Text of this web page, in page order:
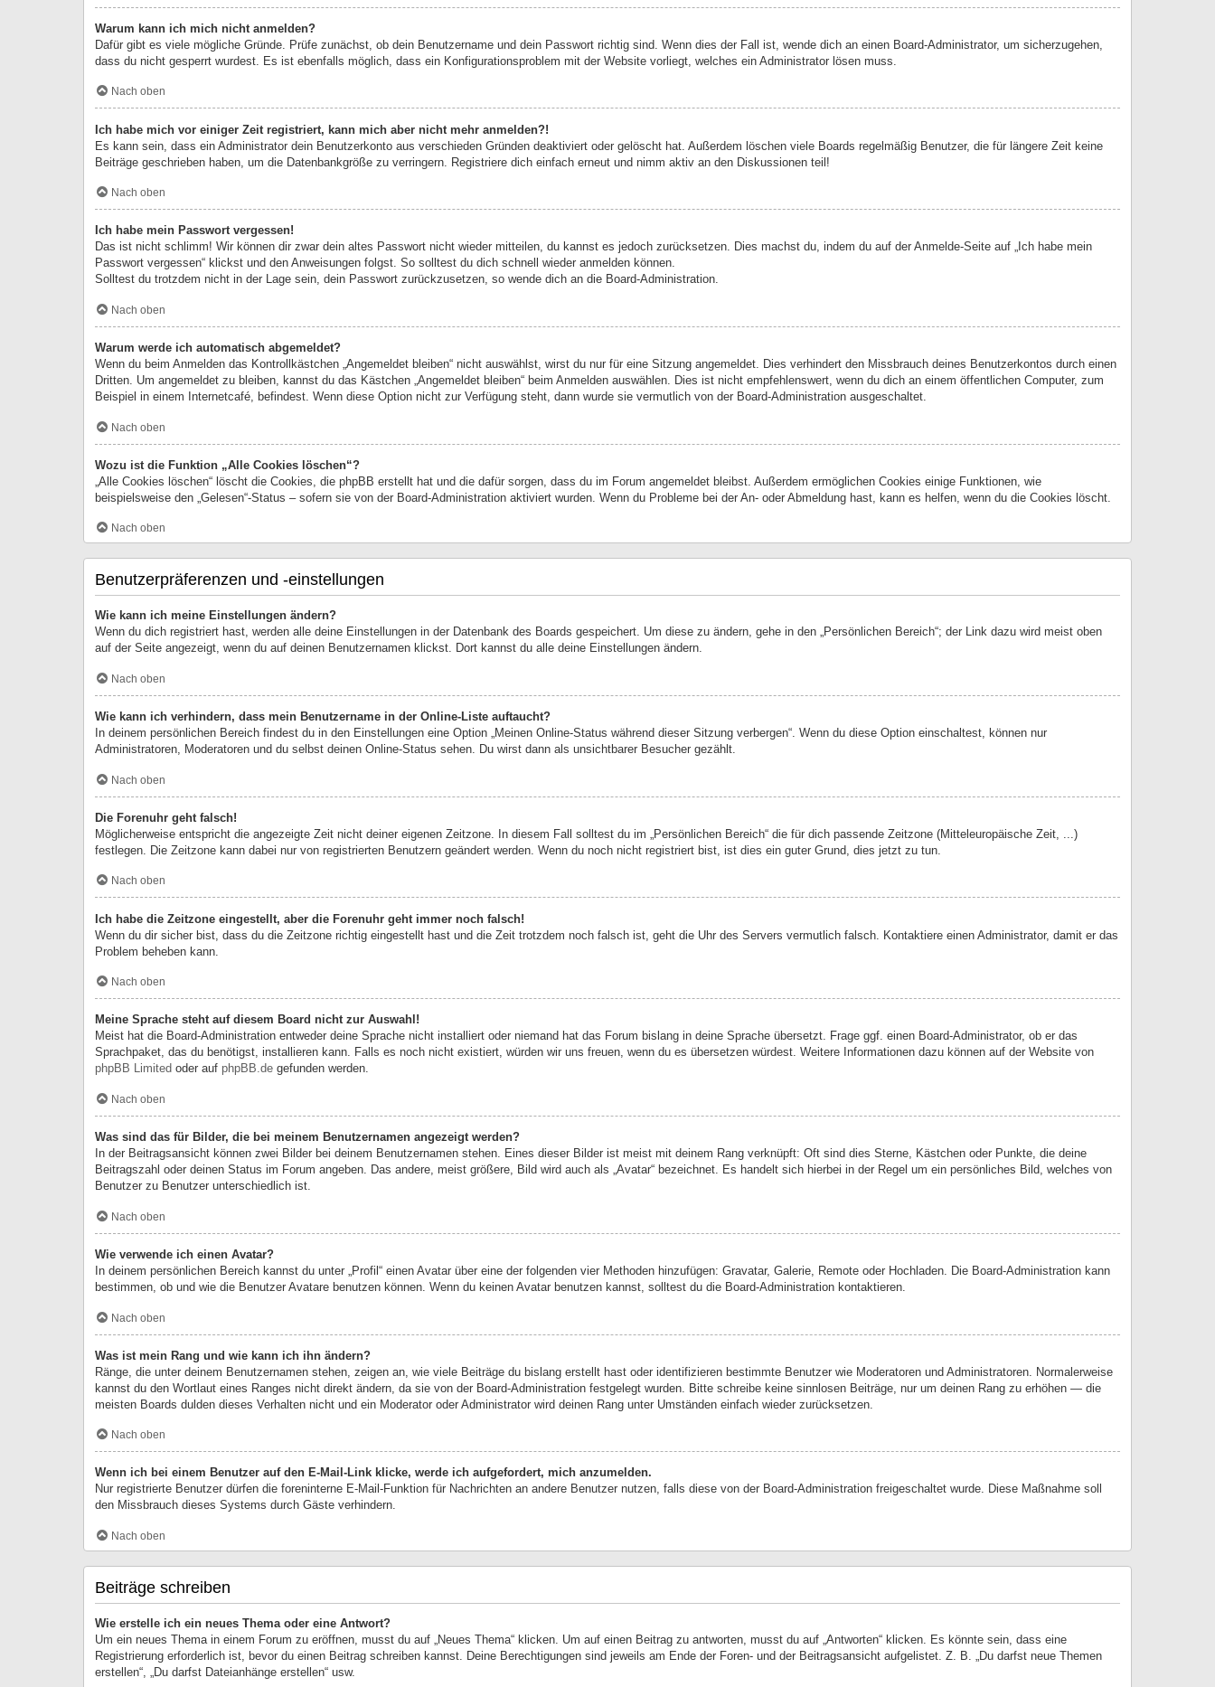
Warum kann ich mich nicht anmelden?
Dafür gibt es viele mögliche Gründe. Prüfe zunächst, ob dein Benutzername und dein Passwort richtig sind. Wenn dies der Fall ist, wende dich an einen Board-Administrator, um sicherzugehen,
dass du nicht gesperrt wurdest. Es ist ebenfalls möglich, dass ein Konfigurationsproblem mit der Website vorliegt, welches ein Administrator lösen muss.
Nach oben
Ich habe mich vor einiger Zeit registriert, kann mich aber nicht mehr anmelden?!
Es kann sein, dass ein Administrator dein Benutzerkonto aus verschieden Gründen deaktiviert oder gelöscht hat. Außerdem löschen viele Boards regelmäßig Benutzer, die für längere Zeit keine
Beiträge geschrieben haben, um die Datenbankgröße zu verringern. Registriere dich einfach erneut und nimm aktiv an den Diskussionen teil!
Nach oben
Ich habe mein Passwort vergessen!
Das ist nicht schlimm! Wir können dir zwar dein altes Passwort nicht wieder mitteilen, du kannst es jedoch zurücksetzen. Dies machst du, indem du auf der Anmelde-Seite auf „Ich habe mein
Passwort vergessen“ klickst und den Anweisungen folgst. So solltest du dich schnell wieder anmelden können.
Solltest du trotzdem nicht in der Lage sein, dein Passwort zurückzusetzen, so wende dich an die Board-Administration.
Nach oben
Warum werde ich automatisch abgemeldet?
Wenn du beim Anmelden das Kontrollkästchen „Angemeldet bleiben“ nicht auswählst, wirst du nur für eine Sitzung angemeldet. Dies verhindert den Missbrauch deines Benutzerkontos durch einen
Dritten. Um angemeldet zu bleiben, kannst du das Kästchen „Angemeldet bleiben“ beim Anmelden auswählen. Dies ist nicht empfehlenswert, wenn du dich an einem öffentlichen Computer, zum
Beispiel in einem Internetcafé, befindest. Wenn diese Option nicht zur Verfügung steht, dann wurde sie vermutlich von der Board-Administration ausgeschaltet.
Nach oben
Wozu ist die Funktion „Alle Cookies löschen“?
„Alle Cookies löschen“ löscht die Cookies, die phpBB erstellt hat und die dafür sorgen, dass du im Forum angemeldet bleibst. Außerdem ermöglichen Cookies einige Funktionen, wie
beispielsweise den „Gelesen“-Status – sofern sie von der Board-Administration aktiviert wurden. Wenn du Probleme bei der An- oder Abmeldung hast, kann es helfen, wenn du die Cookies löscht.
Nach oben
Benutzerpräferenzen und -einstellungen
Wie kann ich meine Einstellungen ändern?
Wenn du dich registriert hast, werden alle deine Einstellungen in der Datenbank des Boards gespeichert. Um diese zu ändern, gehe in den „Persönlichen Bereich“; der Link dazu wird meist oben
auf der Seite angezeigt, wenn du auf deinen Benutzernamen klickst. Dort kannst du alle deine Einstellungen ändern.
Nach oben
Wie kann ich verhindern, dass mein Benutzername in der Online-Liste auftaucht?
In deinem persönlichen Bereich findest du in den Einstellungen eine Option „Meinen Online-Status während dieser Sitzung verbergen“. Wenn du diese Option einschaltest, können nur
Administratoren, Moderatoren und du selbst deinen Online-Status sehen. Du wirst dann als unsichtbarer Besucher gezählt.
Nach oben
Die Forenuhr geht falsch!
Möglicherweise entspricht die angezeigte Zeit nicht deiner eigenen Zeitzone. In diesem Fall solltest du im „Persönlichen Bereich“ die für dich passende Zeitzone (Mitteleuropäische Zeit, ...)
festlegen. Die Zeitzone kann dabei nur von registrierten Benutzern geändert werden. Wenn du noch nicht registriert bist, ist dies ein guter Grund, dies jetzt zu tun.
Nach oben
Ich habe die Zeitzone eingestellt, aber die Forenuhr geht immer noch falsch!
Wenn du dir sicher bist, dass du die Zeitzone richtig eingestellt hast und die Zeit trotzdem noch falsch ist, geht die Uhr des Servers vermutlich falsch. Kontaktiere einen Administrator, damit er das
Problem beheben kann.
Nach oben
Meine Sprache steht auf diesem Board nicht zur Auswahl!
Meist hat die Board-Administration entweder deine Sprache nicht installiert oder niemand hat das Forum bislang in deine Sprache übersetzt. Frage ggf. einen Board-Administrator, ob er das
Sprachpaket, das du benötigst, installieren kann. Falls es noch nicht existiert, würden wir uns freuen, wenn du es übersetzen würdest. Weitere Informationen dazu können auf der Website von
phpBB Limited oder auf phpBB.de gefunden werden.
Nach oben
Was sind das für Bilder, die bei meinem Benutzernamen angezeigt werden?
In der Beitragsansicht können zwei Bilder bei deinem Benutzernamen stehen. Eines dieser Bilder ist meist mit deinem Rang verknüpft: Oft sind dies Sterne, Kästchen oder Punkte, die deine
Beitragszahl oder deinen Status im Forum angeben. Das andere, meist größere, Bild wird auch als „Avatar“ bezeichnet. Es handelt sich hierbei in der Regel um ein persönliches Bild, welches von
Benutzer zu Benutzer unterschiedlich ist.
Nach oben
Wie verwende ich einen Avatar?
In deinem persönlichen Bereich kannst du unter „Profil“ einen Avatar über eine der folgenden vier Methoden hinzufügen: Gravatar, Galerie, Remote oder Hochladen. Die Board-Administration kann
bestimmen, ob und wie die Benutzer Avatare benutzen können. Wenn du keinen Avatar benutzen kannst, solltest du die Board-Administration kontaktieren.
Nach oben
Was ist mein Rang und wie kann ich ihn ändern?
Ränge, die unter deinem Benutzernamen stehen, zeigen an, wie viele Beiträge du bislang erstellt hast oder identifizieren bestimmte Benutzer wie Moderatoren und Administratoren. Normalerweise
kannst du den Wortlaut eines Ranges nicht direkt ändern, da sie von der Board-Administration festgelegt wurden. Bitte schreibe keine sinnlosen Beiträge, nur um deinen Rang zu erhöhen — die
meisten Boards dulden dieses Verhalten nicht und ein Moderator oder Administrator wird deinen Rang unter Umständen einfach wieder zurücksetzen.
Nach oben
Wenn ich bei einem Benutzer auf den E-Mail-Link klicke, werde ich aufgefordert, mich anzumelden.
Nur registrierte Benutzer dürfen die foreninterne E-Mail-Funktion für Nachrichten an andere Benutzer nutzen, falls diese von der Board-Administration freigeschaltet wurde. Diese Maßnahme soll
den Missbrauch dieses Systems durch Gäste verhindern.
Nach oben
Beiträge schreiben
Wie erstelle ich ein neues Thema oder eine Antwort?
Um ein neues Thema in einem Forum zu eröffnen, musst du auf „Neues Thema“ klicken. Um auf einen Beitrag zu antworten, musst du auf „Antworten“ klicken. Es könnte sein, dass eine
Registrierung erforderlich ist, bevor du einen Beitrag schreiben kannst. Deine Berechtigungen sind jeweils am Ende der Foren- und der Beitragsansicht aufgelistet. Z. B. „Du darfst neue Themen
erstellen“, „Du darfst Dateianhänge erstellen“ usw.